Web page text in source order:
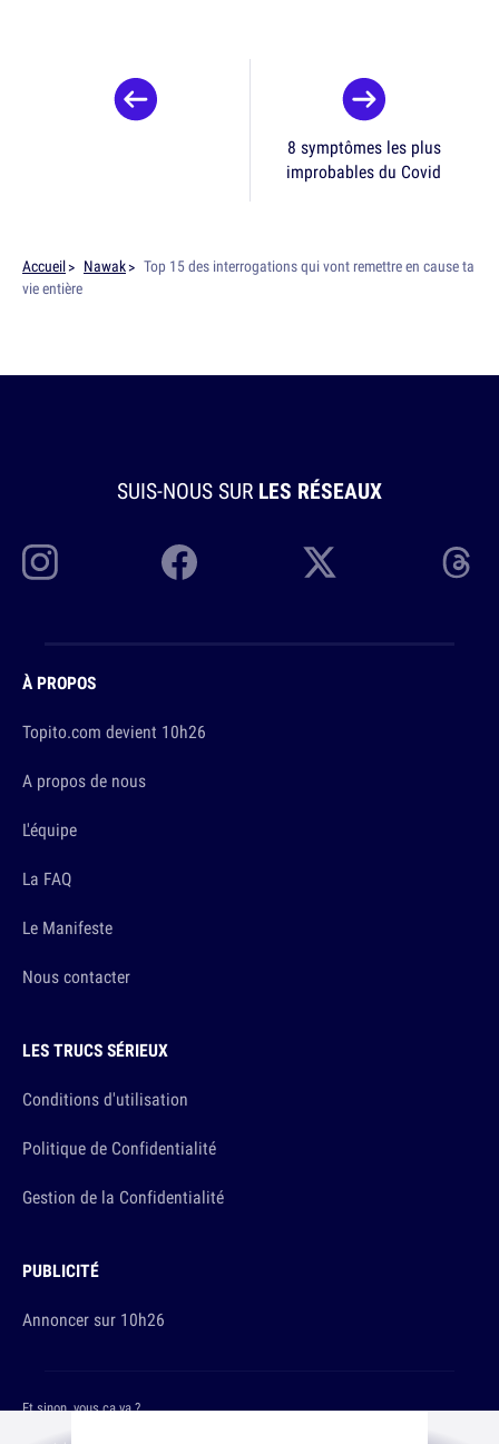
8 symptômes les plus
improbables du Covid
Accueil Nawak
Top 15 des interrogations qui vont remettre en cause ta
vie entière
SUIS-NOUS SUR LES RÉSEAUX
À PROPOS
Topito.com devient 10h26
A propos de nous
L'équipe
La FAQ
Le Manifeste
Nous contacter
LES TRUCS SÉRIEUX
Conditions d'utilisation
Politique de Confidentialité
Gestion de la Confidentialité
PUBLICITÉ
Annoncer sur 10h26
Et sinon, vous ça va ?